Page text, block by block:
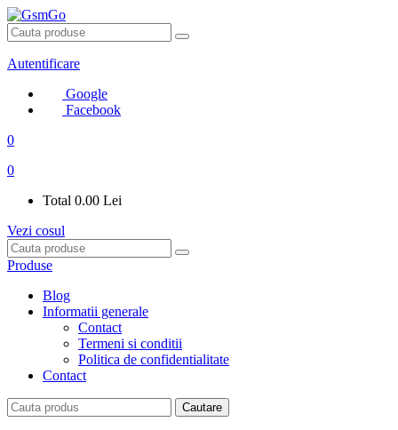
Autentificare
Google
Facebook
0
0
Total 0.00 Lei
Vezi cosul
Produse
Blog
Informatii generale
Contact
Termeni si conditii
Politica de confidentialitate
Contact
Cautare